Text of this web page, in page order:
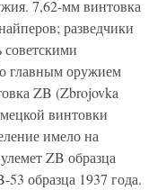
7,62-мм винтовка
разведчики
оружием
ZB (Zbrojovka
винтовки
имело на
ZB образца
образца 1937 года.